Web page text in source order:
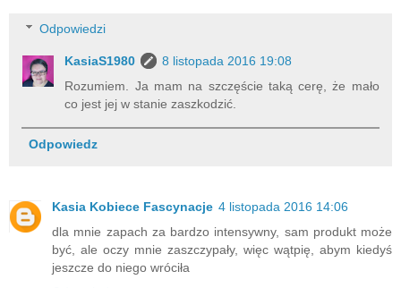
Odpowiedzi
KasiaS1980
8 listopada 2016 19:08
Rozumiem. Ja mam na szczęście taką cerę, że mało
co jest jej w stanie zaszkodzić.
Odpowiedz
Kasia Kobiece Fascynacje 4 listopada 2016 14:06
dla mnie zapach za bardzo intensywny, sam produkt może
być, ale oczy mnie zaszczypały, więc wątpię, abym kiedyś
jeszcze do niego wróciła